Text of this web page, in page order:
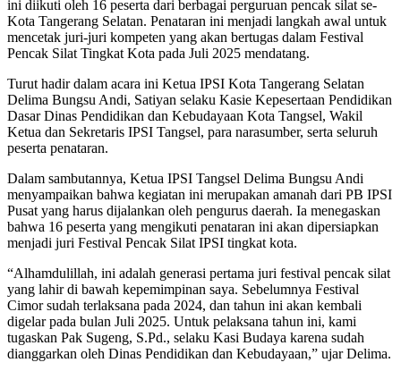
ini diikuti oleh 16 peserta dari berbagai perguruan pencak silat se-
Kota Tangerang Selatan. Penataran ini menjadi langkah awal untuk
mencetak juri-juri kompeten yang akan bertugas dalam Festival
Pencak Silat Tingkat Kota pada Juli 2025 mendatang.
Turut hadir dalam acara ini Ketua IPSI Kota Tangerang Selatan
Delima Bungsu Andi, Satiyan selaku Kasie Kepesertaan Pendidikan
Dasar Dinas Pendidikan dan Kebudayaan Kota Tangsel, Wakil
Ketua dan Sekretaris IPSI Tangsel, para narasumber, serta seluruh
peserta penataran.
Dalam sambutannya, Ketua IPSI Tangsel Delima Bungsu Andi
menyampaikan bahwa kegiatan ini merupakan amanah dari PB IPSI
Pusat yang harus dijalankan oleh pengurus daerah. Ia menegaskan
bahwa 16 peserta yang mengikuti penataran ini akan dipersiapkan
menjadi juri Festival Pencak Silat IPSI tingkat kota.
“Alhamdulillah, ini adalah generasi pertama juri festival pencak silat
yang lahir di bawah kepemimpinan saya. Sebelumnya Festival
Cimor sudah terlaksana pada 2024, dan tahun ini akan kembali
digelar pada bulan Juli 2025. Untuk pelaksana tahun ini, kami
tugaskan Pak Sugeng, S.Pd., selaku Kasi Budaya karena sudah
dianggarkan oleh Dinas Pendidikan dan Kebudayaan,” ujar Delima.